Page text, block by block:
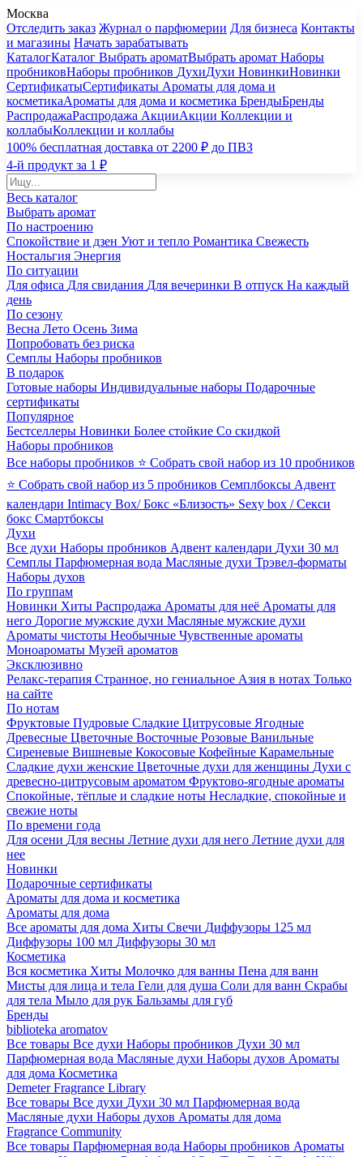
Москва
Отследить заказ Журнал о парфюмерии Для бизнеса Контакты
и магазины Начать зарабатывать
КаталогКаталог Выбрать ароматВыбрать аромат Наборы
пробниковНаборы пробников ДухиДухи НовинкиНовинки
СертификатыСертификаты Ароматы для дома и
косметикаАроматы для дома и косметика БрендыБренды
РаспродажаРаспродажа АкцииАкции Коллекции и
коллабыКоллекции и коллабы
100% бесплатная доставка от 2200 ₽ до ПВЗ
4-й продукт за 1 ₽
Весь каталог
Выбрать аромат
По настроению
Спокойствие и дзен Уют и тепло Романтика Свежесть
Ностальгия Энергия
По ситуации
Для офиса Для свидания Для вечеринки В отпуск На каждый
день
По сезону
Весна Лето Осень Зима
Попробовать без риска
Семплы Наборы пробников
В подарок
Готовые наборы Индивидуальные наборы Подарочные
сертификаты
Популярное
Бестселлеры Новинки Более стойкие Со скидкой
Наборы пробников
Все наборы пробников ⭐ Собрать свой набор из 10 пробников
⭐ Собрать свой набор из 5 пробников Семплбоксы Адвент
календари Intimacy Box/ Бокс «Близость» Sexy box / Секси
бокс Смартбоксы
Духи
Все духи Наборы пробников Адвент календари Духи 30 мл
Семплы Парфюмерная вода Масляные духи Трэвел-форматы
Наборы духов
По группам
Новинки Хиты Распродажа Ароматы для неё Ароматы для
него Дорогие мужские духи Масляные мужские духи
Ароматы чистоты Необычные Чувственные ароматы
Моноароматы Музей ароматов
Эксклюзивно
Релакс-терапия Странное, но гениальное Азия в нотах Только
на сайте
По нотам
Фруктовые Пудровые Сладкие Цитрусовые Ягодные
Древесные Цветочные Восточные Розовые Ванильные
Сиреневые Вишневые Кокосовые Кофейные Карамельные
Сладкие духи женские Цветочные духи для женщины Духи с
древесно-цитрусовым ароматом Фруктово-ягодные ароматы
Спокойные, тёплые и сладкие ноты Несладкие, спокойные и
свежие ноты
По времени года
Для осени Для весны Летние духи для него Летние духи для
нее
Новинки
Подарочные сертификаты
Ароматы для дома и косметика
Ароматы для дома
Все ароматы для дома Хиты Свечи Диффузоры 125 мл
Диффузоры 100 мл Диффузоры 30 мл
Косметика
Вся косметика Хиты Молочко для ванны Пена для ванн
Мисты для лица и тела Гели для душа Соли для ванн Скрабы
для тела Мыло для рук Бальзамы для губ
Бренды
biblioteka aromatov
Все товары Все духи Наборы пробников Духи 30 мл
Парфюмерная вода Масляные духи Наборы духов Ароматы
для дома Косметика
Demeter Fragrance Library
Все товары Все духи Духи 30 мл Парфюмерная вода
Масляные духи Наборы духов Ароматы для дома
Fragrance Community
Все товары Парфюмерная вода Наборы пробников Ароматы